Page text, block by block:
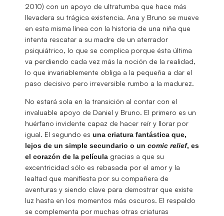
2010) con un apoyo de ultratumba que hace más
llevadera su trágica existencia. Ana y Bruno se mueve
en esta misma línea con la historia de una niña que
intenta rescatar a su madre de un aterrador
psiquiátrico, lo que se complica porque ésta última
va perdiendo cada vez más la noción de la realidad,
lo que invariablemente obliga a la pequeña a dar el
paso decisivo pero irreversible rumbo a la madurez.
No estará sola en la transición al contar con el
invaluable apoyo de Daniel y Bruno. El primero es un
huérfano invidente capaz de hacer reír y llorar por
igual. El segundo es una criatura fantástica que,
lejos de un simple secundario o un comic relief, es
el corazón de la película gracias a que su
excentricidad sólo es rebasada por el amor y la
lealtad que manifiesta por su compañera de
aventuras y siendo clave para demostrar que existe
luz hasta en los momentos más oscuros. El respaldo
se complementa por muchas otras criaturas